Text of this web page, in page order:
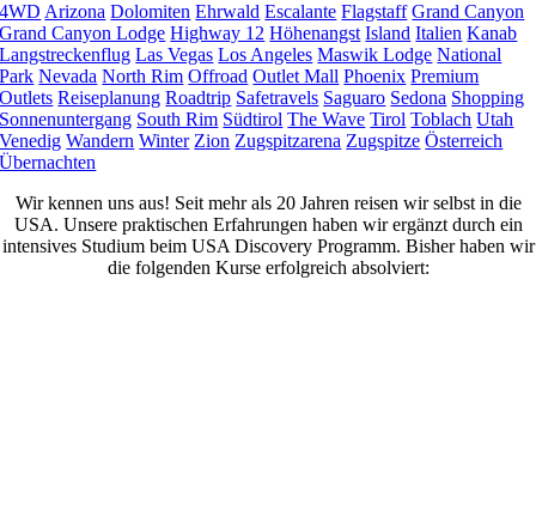
4WD Arizona Dolomiten Ehrwald Escalante Flagstaff Grand Canyon
Grand Canyon Lodge Highway 12 Höhenangst Island Italien Kanab
Langstreckenflug Las Vegas Los Angeles Maswik Lodge National
Park Nevada North Rim Offroad Outlet Mall Phoenix Premium
Outlets Reiseplanung Roadtrip Safetravels Saguaro Sedona Shopping
Sonnenuntergang South Rim Südtirol The Wave Tirol Toblach Utah
Venedig Wandern Winter Zion Zugspitzarena Zugspitze Österreich
Übernachten
Wir kennen uns aus! Seit mehr als 20 Jahren reisen wir selbst in die
USA. Unsere praktischen Erfahrungen haben wir ergänzt durch ein
intensives Studium beim USA Discovery Programm. Bisher haben wir
die folgenden Kurse erfolgreich absolviert: